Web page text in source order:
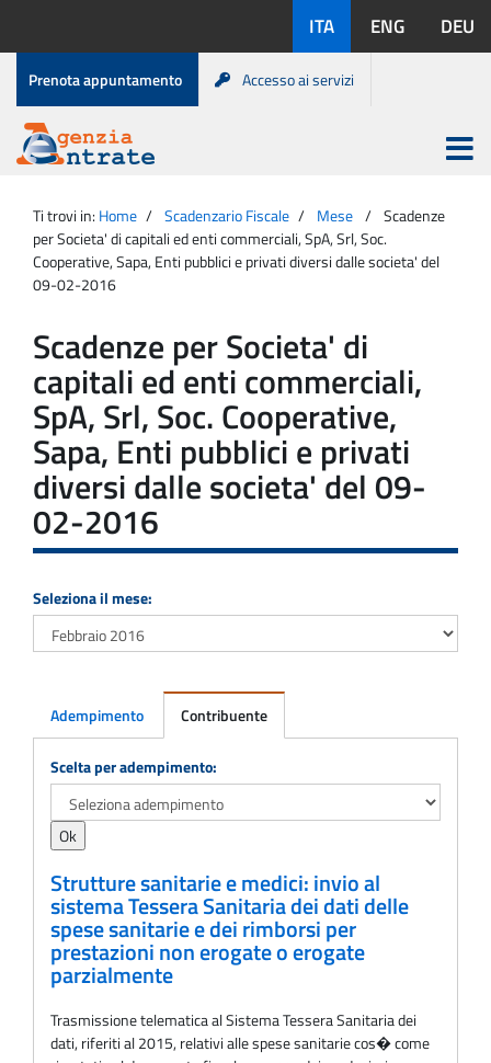
contenuto
disponibili:
ITA ENG DEU
Menu
di
servizio
Prenota appuntamento Accesso ai servizi
Agenzia
Entrate
Apri
menu
principale
Ti trovi in: Home Scadenzario Fiscale Mese
Scadenze
per Societa' di capitali ed enti commerciali, SpA, Srl, Soc.
Cooperative, Sapa, Enti pubblici e privati diversi dalle societa' del
09-02-2016
Scadenze per Societa' di
capitali ed enti commerciali,
SpA, Srl, Soc. Cooperative,
Sapa, Enti pubblici e privati
diversi dalle societa' del 09-
02-2016
Seleziona il mese:
Adempimento Contribuente
Adempimento
Scelta per adempimento:
Strutture sanitarie e medici: invio al
sistema Tessera Sanitaria dei dati delle
spese sanitarie e dei rimborsi per
prestazioni non erogate o erogate
parzialmente
Trasmissione telematica al Sistema Tessera Sanitaria dei
dati, riferiti al 2015, relativi alle spese sanitarie cos� come